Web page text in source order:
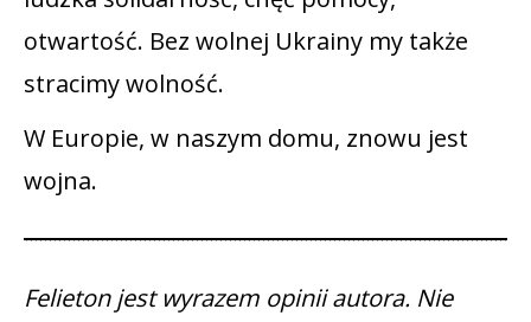
otwartość. Bez wolnej Ukrainy my także
stracimy wolność.
W Europie, w naszym domu, znowu jest
wojna.
Felieton jest wyrazem opinii autora. Nie